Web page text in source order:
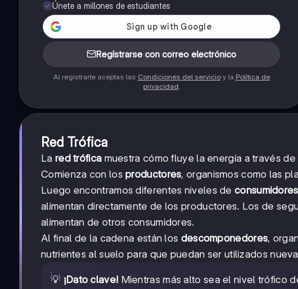
Únete a millones de estudiantes
Regístrarse con correo electrónico
Al registrarte aceptas las Condiciones del servicioy la Política de
privacidad.
Red Trófica
La red trófica muestra cómo fluye la energía a través
Comienza con losproductores, organismos como las
Luego encontramos diferentes niveles de consumidores
alimentan directamente de los productores. Los de
alimentan de otros consumidores.
Al final de la cadena están los descomponedores,
nutrientes al suelo para que puedan ser utilizados
💡 ¡Dato clave! Mientras más alto sea el nivel trófico